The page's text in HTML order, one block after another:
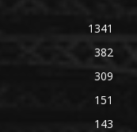
1341
382
309
151
143